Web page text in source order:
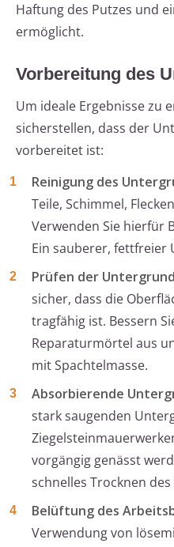
Haftung des Putzes und
ermöglicht.
Vorbereitung des
Um ideale Ergebnisse zu
sicherstellen, dass der
vorbereitet ist:
Reinigung des
Teile, Schimmel,
Verwenden Sie hierfür
Ein sauberer, fettfreier
Prüfen der
sicher, dass die
tragfähig ist. Bessern
Reparaturmörtel aus
mit Spachtelmasse.
Absorbierende
stark saugenden
vorgängig genässt
schnelles Trocknen
Belüftung des
Verwendung von